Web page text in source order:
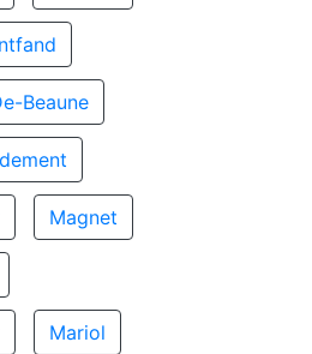
Beaune
Magnet
Mariol